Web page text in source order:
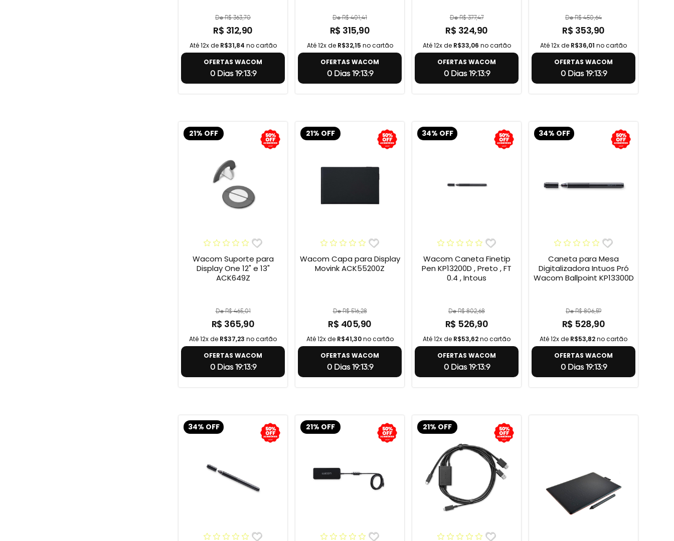
De R$ 363,70
R$ 312,90
Até 12x de R$31,84 no cartão
OFERTAS WACOM
0 Dias 19:13:8
De R$ 401,41
R$ 315,90
Até 12x de R$32,15 no cartão
OFERTAS WACOM
0 Dias 19:13:8
De R$ 377,47
R$ 324,90
Até 12x de R$33,06 no cartão
OFERTAS WACOM
0 Dias 19:13:8
De R$ 450,64
R$ 353,90
Até 12x de R$36,01 no cartão
OFERTAS WACOM
0 Dias 19:13:8
21% OFF
Wacom Suporte para
Display One 12" e 13"
ACK649Z
De R$ 465,01
R$ 365,90
Até 12x de R$37,23 no cartão
OFERTAS WACOM
0 Dias 19:13:8
21% OFF
Wacom Capa para Display
Movink ACK55200Z
De R$ 516,28
R$ 405,90
Até 12x de R$41,30no cartão
OFERTAS WACOM
0 Dias 19:13:8
34% OFF
Wacom Caneta Finetip
Pen KP13200D , Preto , FT
0.4 , Intous
De R$ 802,68
R$ 526,90
Até 12x de R$53,62no cartão
OFERTAS WACOM
0 Dias 19:13:8
34% OFF
Caneta para Mesa
Digitalizadora Intuos Pró
Wacom Ballpoint KP13300D
De R$ 806,59
R$ 528,90
Até 12x de R$53,82no cartão
OFERTAS WACOM
0 Dias 19:13:8
34% OFF 21% OFF 21% OFF